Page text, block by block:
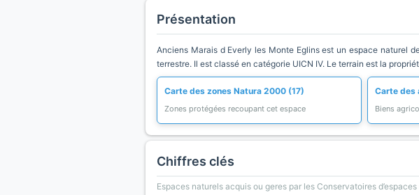
Présentation
Anciens Marais d Everly les Monte Eglins est un espace naturel
terrestre. Il est classé en catégorie UICN IV. Le terrain est la
Carte des zones Natura 2000 (17)
Zones protégées recoupant cet espace
Carte des
Biens
Chiffres clés
Espaces naturels acquis ou geres par les Conservatoires